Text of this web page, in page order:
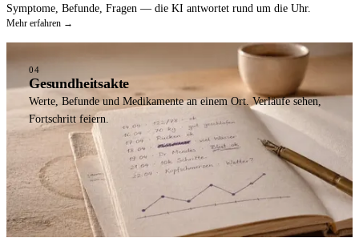
Symptome, Befunde, Fragen — die KI antwortet rund um die Uhr.
Mehr erfahren →
04
Gesundheitsakte
Werte, Befunde und Medikamente an einem Ort. Verläufe sehen,
Fortschritt feiern.